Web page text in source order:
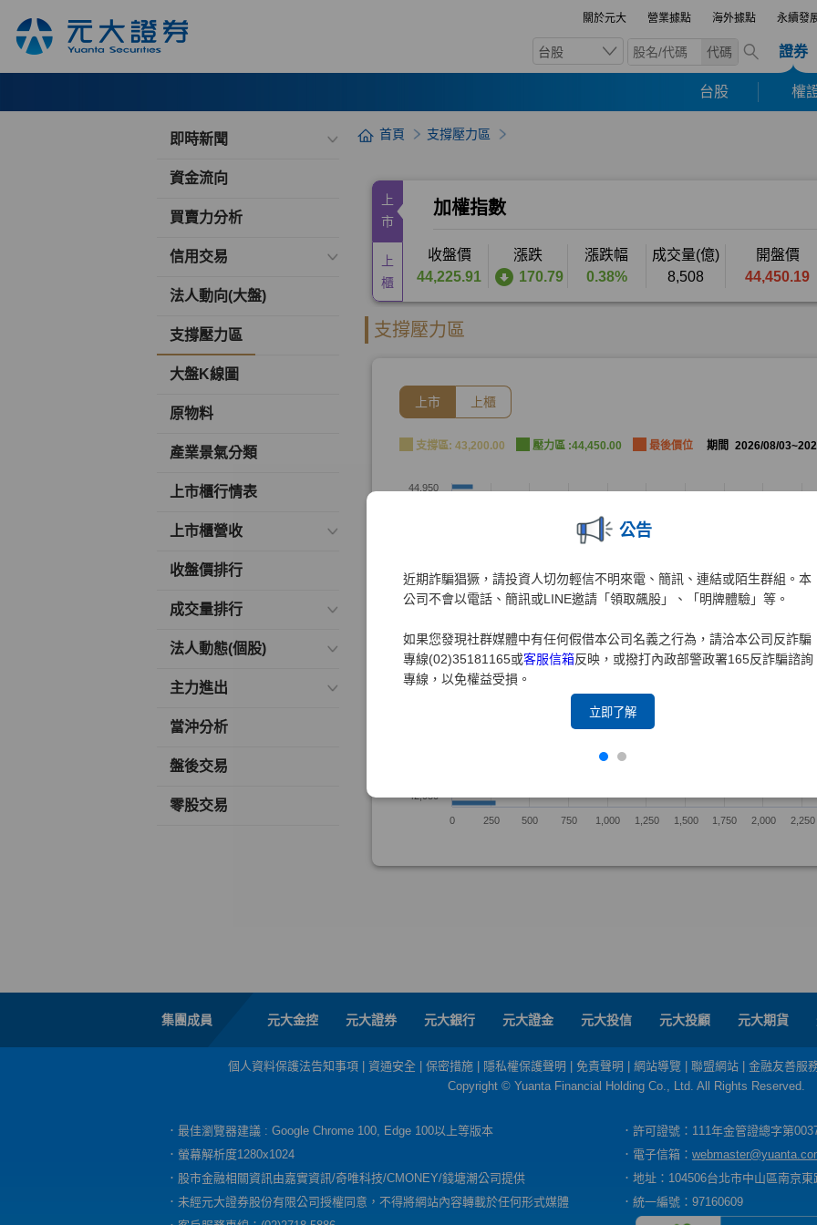
關於元大 營業據點 海外據點 永續發
台股 代碼 證券
台股 權
公告
近期詐騙猖獗，請投資人切勿輕信不明來電、簡訊、連結或陌生群組。本
公司不會以電話、簡訊或LINE邀請「領取飆股」、「明牌體驗」等。
如果您發現社群媒體中有任何假借本公司名義之行為，請洽本公司反詐騙
專線(02)35181165或客服信箱反映，或撥打內政部警政署165反詐騙諮詢
專線，以免權益受損。
立即了解
即時新聞
資金流向
買賣力分析
信用交易
法人動向(大盤)
支撐壓力區
大盤K線圖
原物料
產業景氣分類
上市櫃行情表
上市櫃營收
收盤價排行
成交量排行
法人動態(個股)
主力進出
當沖分析
盤後交易
零股交易
首頁 支撐壓力區
集團成員 元大金控 元大證券 元大銀行 元大證金 元大投信 元大投顧 元大期貨
個人資料保護法告知事項 資通安全 保密措施 隱私權保護聲明 免責聲明 網站導覽 聯盟網站
金融友善服
Copyright © Yuanta Financial Holding Co., Ltd. All Rights Reserved.
．最佳瀏覽器建議 : Google Chrome 100, Edge 100以上等版本
．許可證號：111年金管證總字第
．螢幕解析度1280x1024
．電子信箱：
．股市金融相關資訊由嘉實資訊/奇唯科技/CMONEY/錢塘潮公司提供
．地址：104506台北市中山區南京
．未經元大證券股份有限公司授權同意，不得將網站內容轉載於任何形式媒體
．統一編號：97160609